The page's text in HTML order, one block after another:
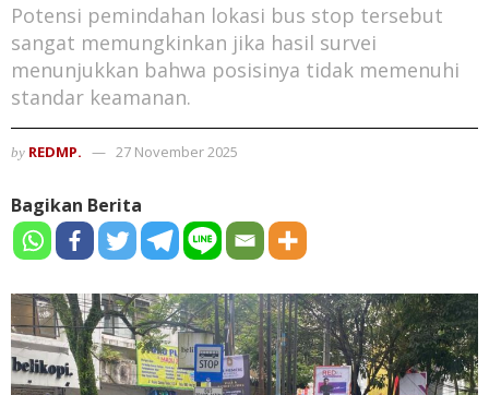
Potensi pemindahan lokasi bus stop tersebut
sangat memungkinkan jika hasil survei
menunjukkan bahwa posisinya tidak memenuhi
standar keamanan.
by REDMP. 27 November 2025
Bagikan Berita